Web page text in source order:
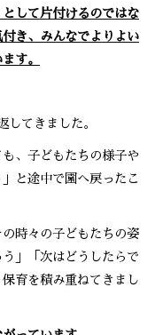
して片付けるのではな
き、みんなでよりよい
す。
してきました。
、子どもたちの様子や
と途中で園へ戻ったこ
時々の子どもたちの姿
」「次はどうしたらで
育を積み重ねてきまし